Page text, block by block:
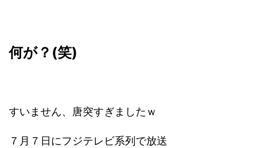
何が？(笑)
すいません、唐突すぎましたｗ
７月７日にフジテレビ系列で放送